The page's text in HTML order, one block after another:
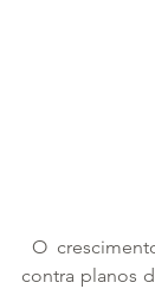
contra planos